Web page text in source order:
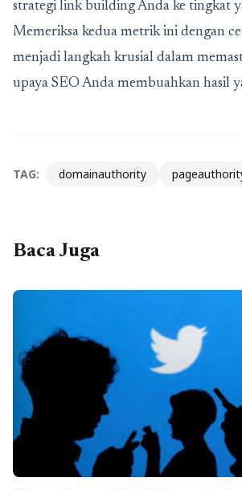
strategi link building Anda ke tingkat
Memeriksa kedua metrik ini dengan
menjadi langkah krusial dalam
upaya SEO Anda membuahkan hasil
TAG: domainauthority
Baca Juga